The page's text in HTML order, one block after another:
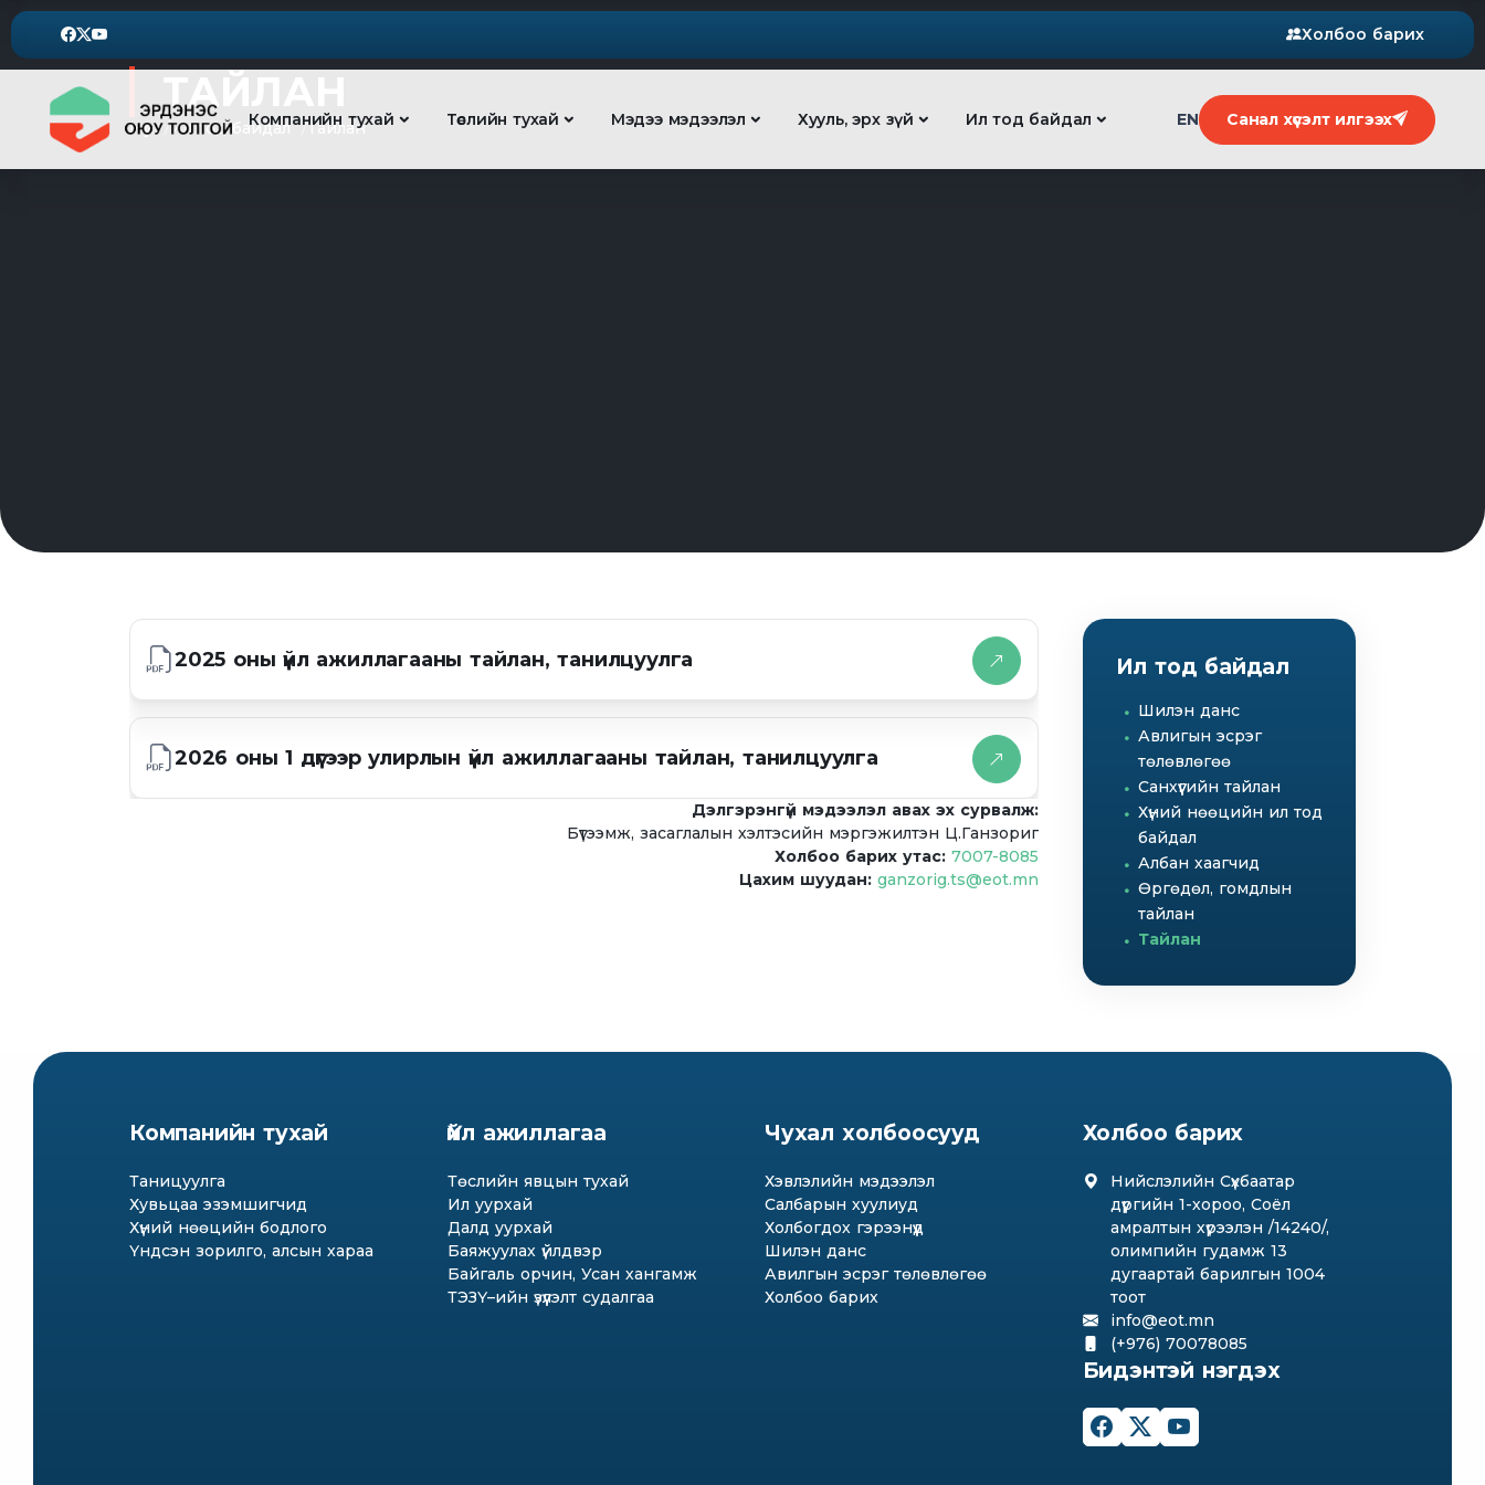
Холбоо барих
Компанийн тухай Төслийн тухай Мэдээ мэдээлэл Хууль, эрх зүй Ил тод байдал EN Санал хүсэлт илгээх
ТАЙЛАН
Нүүр Ил тод байдал Тайлан
2025 оны үйл ажиллагааны тайлан, танилцуулга
2026 оны 1 дүгээр улирлын үйл ажиллагааны тайлан, танилцуулга
Дэлгэрэнгүй мэдээлэл авах эх сурвалж:
Бүтээмж, засаглалын хэлтэсийн мэргэжилтэн Ц.Ганзориг
Холбоо барих утас: 7007-8085
Цахим шуудан: ganzorig.ts@eot.mn
Ил тод байдал
Шилэн данс
Авлигын эсрэг
төлөвлөгөө
Санхүүгийн тайлан
Хүний нөөцийн ил тод
байдал
Албан хаагчид
Өргөдөл, гомдлын
тайлан
Тайлан
Компанийн тухай
Таницуулга
Хувьцаа эзэмшигчид
Хүний нөөцийн бодлого
Үндсэн зорилго, алсын хараа
Үйл ажиллагаа
Төслийн явцын тухай
Ил уурхай
Далд уурхай
Баяжуулах үйлдвэр
Байгаль орчин, Усан хангамж
ТЭЗҮ–ийн үзүүлэлт судалгаа
Чухал холбоосууд
Хэвлэлийн мэдээлэл
Салбарын хуулиуд
Холбогдох гэрээнүүд
Шилэн данс
Авилгын эсрэг төлөвлөгөө
Холбоо барих
Холбоо барих
Нийслэлийн Сүхбаатар
дүүргийн 1-хороо, Соёл
амралтын хүрээлэн /14240/,
олимпийн гудамж 13
дугаартай барилгын 1004
тоот
info@eot.mn
(+976) 70078085
Бидэнтэй нэгдэх